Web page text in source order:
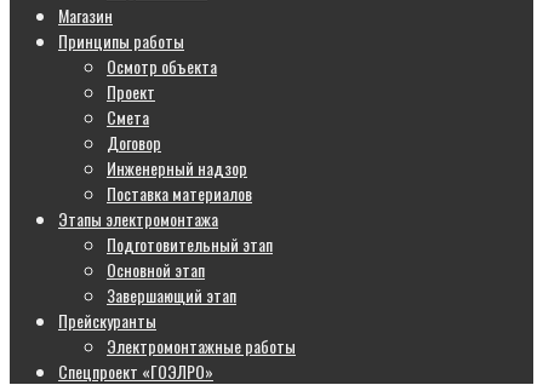
Магазин
Принципы работы
Осмотр объекта
Проект
Смета
Договор
Инженерный надзор
Поставка материалов
Этапы электромонтажа
Подготовительный этап
Основной этап
Завершающий этап
Прейскуранты
Электромонтажные работы
Спецпроект «ГОЭЛРО»